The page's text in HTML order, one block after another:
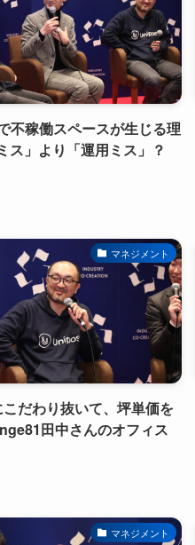
不稼働スペースが生じる理
ス」より「運用ミス」？
マネジメント
だわり抜いて、坪単価を
田中さんのオフィス
マネジメント